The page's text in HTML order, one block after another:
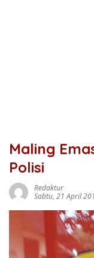
Maling
Polisi
Redaktur
Sabtu, 21 April